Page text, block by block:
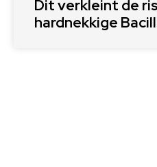
Dit verkleint de
hardnekkige